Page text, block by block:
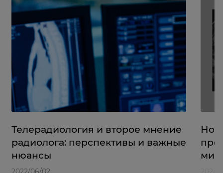
Телерадиология и второе мнение
радиолога: перспективы и важные
нюансы